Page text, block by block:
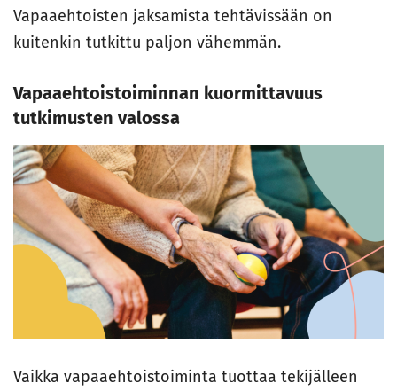
Vapaaehtoisten jaksamista tehtävissään on
kuitenkin tutkittu paljon vähemmän.
Vapaaehtoistoiminnan kuormittavuus
tutkimusten valossa
Vaikka vapaaehtoistoiminta tuottaa tekijälleen